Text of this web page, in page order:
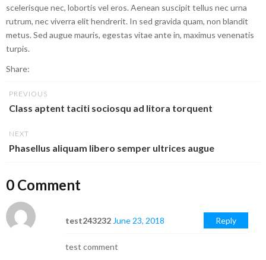
scelerisque nec, lobortis vel eros. Aenean suscipit tellus nec urna
rutrum, nec viverra elit hendrerit. In sed gravida quam, non blandit
metus. Sed augue mauris, egestas vitae ante in, maximus venenatis
turpis.
Share:
PREVIOUS
Class aptent taciti sociosqu ad litora torquent
NEXT
Phasellus aliquam libero semper ultrices augue
0 Comment
test243232June 23, 2018 Reply
test comment